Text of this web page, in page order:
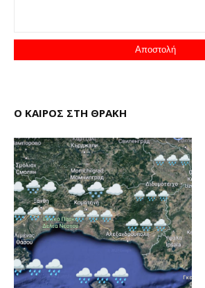
Ο ΚΑΙΡΟΣ ΣΤΗ ΘΡΑΚΗ